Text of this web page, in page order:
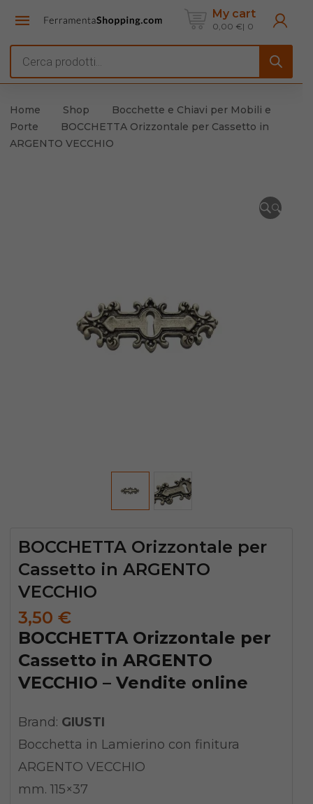
My cart
0,00 € 0
Home Shop
Bocchette e Chiavi per Mobili e
Porte
BOCCHETTA Orizzontale per Cassetto in
ARGENTO VECCHIO
🔍
BOCCHETTA Orizzontale per
Cassetto in ARGENTO
VECCHIO
3,50 €
BOCCHETTA Orizzontale per
Cassetto in ARGENTO
VECCHIO – Vendite online
Brand: GIUSTI
Bocchetta in Lamierino con finitura
ARGENTO VECCHIO
mm. 115×37